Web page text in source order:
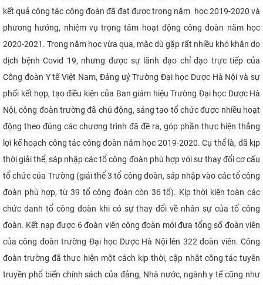
kết quả công tác công đoàn đã đạt được trong năm học 2019-2020 và
phương hướng, nhiệm vụ trọng tâm hoạt động công đoàn năm học
2020-2021. Trong năm học vừa qua, mặc dù gặp rất nhiều khó khăn do
dịch bệnh Covid 19, nhưng được sự lãnh đạo chỉ đạo trực tiếp của
Công đoàn Y tế Việt Nam, Đảng uỷ Trường Đại học Dược Hà Nội và sự
phối kết hợp, tạo điều kiện của Ban giám hiệu Trường Đại học Dược Hà
Nội, công đoàn trường đã chủ động, sáng tạo tổ chức được nhiều hoạt
động theo đúng các chương trình đã đề ra, góp phần thực hiện thắng
lợi kế hoạch công tác công đoàn năm học 2019-2020. Cụ thể là, đã kịp
thời giải thể, sáp nhập các tổ công đoàn phù hợp với sự thay đổi cơ cấu
tổ chức của Trường (giải thể 3 tổ công đoàn, sáp nhập vào các tổ công
đoàn phù hợp, từ 39 tổ công đoàn còn 36 tổ). Kịp thời kiện toàn các
chức danh tổ công đoàn khi có sự thay đổi về nhân sự của tổ công
đoàn. Kết nạp được 6 đoàn viên công đoàn mới đưa tổng số đoàn viên
của công đoàn trường Đại học Dược Hà Nội lên 322 đoàn viên. Công
đoàn trường đã thực hiện một cách kịp thời, cập nhật công tác tuyên
truyền phổ biến chính sách của đảng, Nhà nước, ngành y tế cũng như